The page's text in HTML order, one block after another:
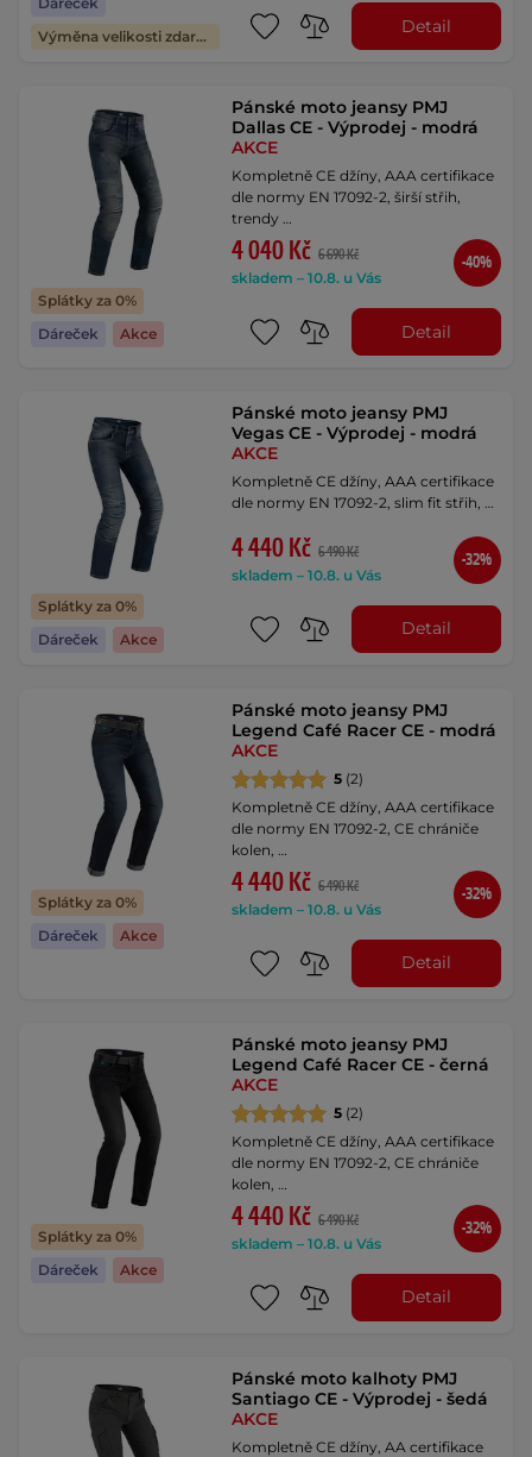
Výměna velikosti zdarma
Detail
Splátky za 0%
Dáreček
Akce
Pánské moto jeansy PMJ
Dallas CE - Výprodej - modrá
AKCE
Kompletně CE džíny, AAA certifikace
dle normy EN 17092-2, širší střih,
trendy …
4 040 Kč 6 690 Kč
skladem – 10.8. u Vás
-40%
Detail
Splátky za 0%
Dáreček
Akce
Pánské moto jeansy PMJ
Vegas CE - Výprodej - modrá
AKCE
Kompletně CE džíny, AAA certifikace
dle normy EN 17092-2, slim fit střih, …
4 440 Kč 6 490 Kč
skladem – 10.8. u Vás
-32%
Detail
Splátky za 0%
Dáreček
Akce
Pánské moto jeansy PMJ
Legend Café Racer CE - modrá
AKCE
5 (2)
Kompletně CE džíny, AAA certifikace
dle normy EN 17092-2, CE chrániče
kolen, …
4 440 Kč 6 490 Kč
skladem – 10.8. u Vás
-32%
Detail
Splátky za 0%
Dáreček
Akce
Pánské moto jeansy PMJ
Legend Café Racer CE - černá
AKCE
5 (2)
Kompletně CE džíny, AAA certifikace
dle normy EN 17092-2, CE chrániče
kolen, …
4 440 Kč 6 490 Kč
skladem – 10.8. u Vás
-32%
Detail
Pánské moto kalhoty PMJ
Santiago CE - Výprodej - šedá
AKCE
Kompletně CE džíny, AA certifikace